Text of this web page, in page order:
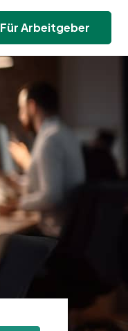
Für Arbeitgeber